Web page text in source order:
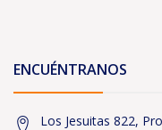
ENCUÉNTRANOS
Los Jesuitas 822,